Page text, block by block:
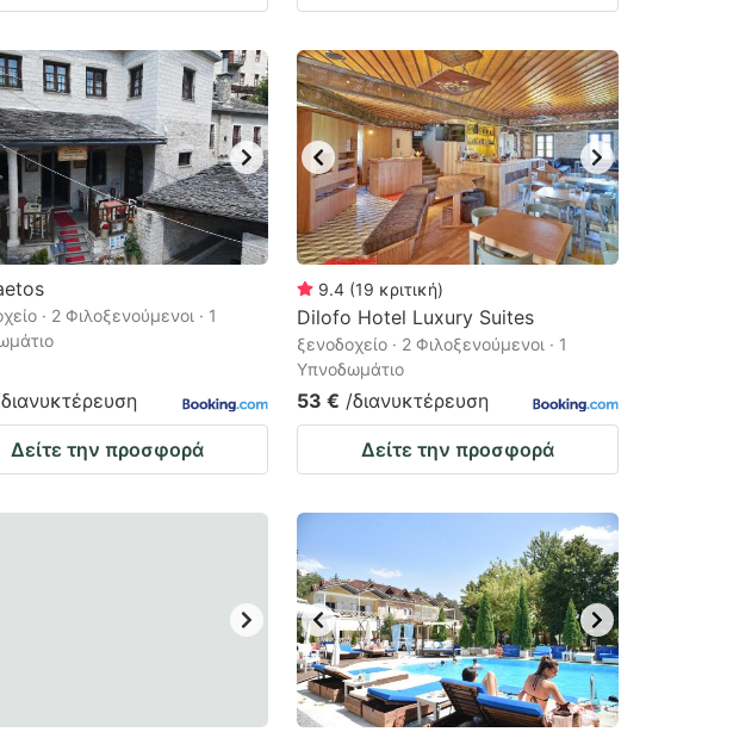
· 2 Φιλοξενούμενοι · 1
Δείτε την προσφορά
9.4 (19 κριτική)
Dilofo Hotel Luxury Suites
ξενοδοχείο · 2 Φιλοξενούμενοι · 1
Υπνοδωμάτιο
53 € /διανυκτέρευση
Δείτε την προσφορά